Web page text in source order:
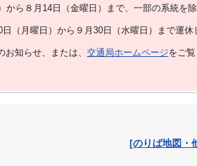
ら８⽉14⽇（金曜日）まで、⼀部の系統を
（月曜日）から９月30日（水曜日）まで運休
知らせ、または、 交通局ホームページをご覧
[のりば地図・